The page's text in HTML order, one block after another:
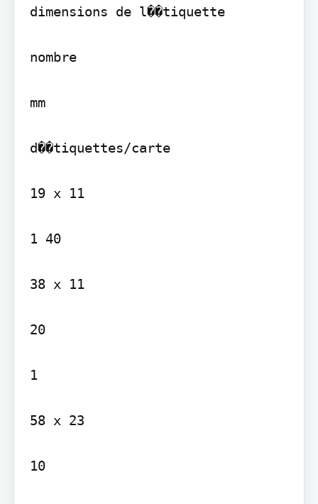
dimensions de l��tiquette
nombre
mm
d��tiquettes/carte
19 x 11
1 40
38 x 11
20
1
58 x 23
10